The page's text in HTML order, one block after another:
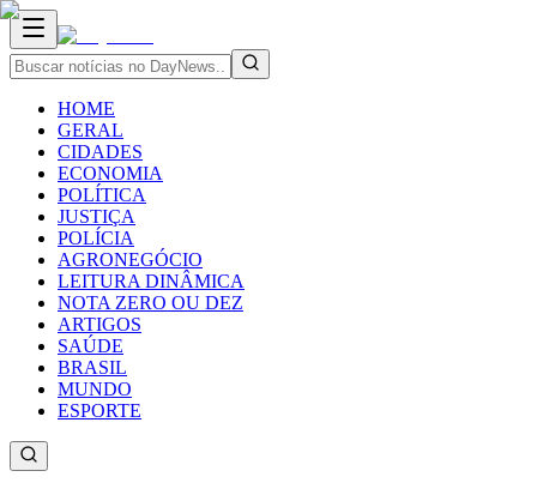
HOME
GERAL
CIDADES
ECONOMIA
POLÍTICA
JUSTIÇA
POLÍCIA
AGRONEGÓCIO
LEITURA DINÂMICA
NOTA ZERO OU DEZ
ARTIGOS
SAÚDE
BRASIL
MUNDO
ESPORTE